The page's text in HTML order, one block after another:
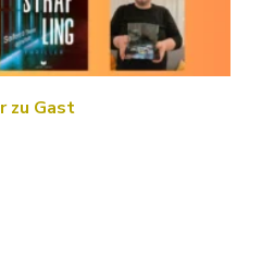
zu Gast